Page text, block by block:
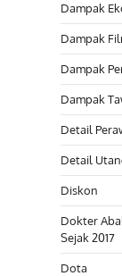
Dampak
Dampak
Dampak
Dampak
Detail
Detail
Diskon
Dokter
Sejak 2017
Dota